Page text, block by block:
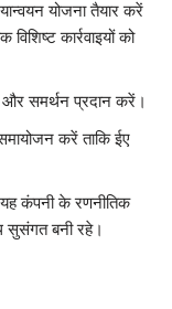
योजना तैयार करें
कार्रवाइयों को
और समर्थन प्रदान करें।
करें ताकि ईए
यह कंपनी के रणनीतिक
सुसंगत बनी रहे।